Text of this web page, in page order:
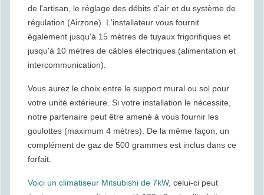
de l'artisan, le réglage des débits d'air et du système de
régulation (Airzone). L'installateur vous fournit
également jusqu'à 15 mètres de tuyaux frigorifiques et
jusqu'à 10 mètres de câbles électriques (alimentation et
intercommunication).
Vous aurez le choix entre le support mural ou sol pour
votre unité extérieure. Si votre installation le nécessite,
notre partenaire peut être amené à vous fournir les
goulottes (maximum 4 mètres). De la même façon, un
complément de gaz de 500 grammes est inclus dans ce
forfait.
Voici un climatiseur Mitsubishi de 7kW, celui-ci peut